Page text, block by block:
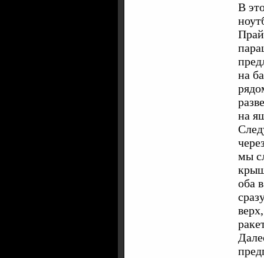
В
на
на
мы
оба